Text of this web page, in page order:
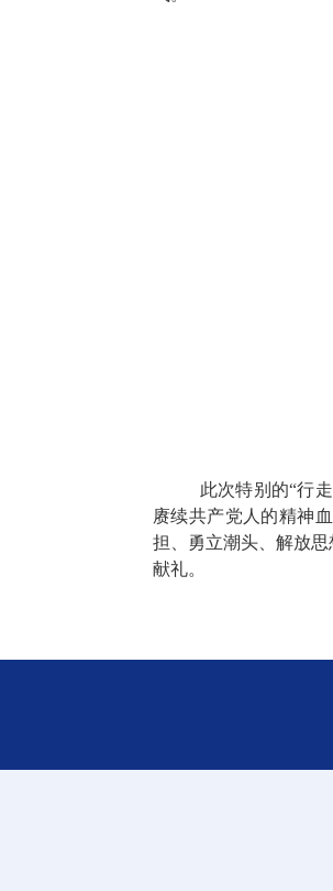
此次特别的“行
赓续共产党人的精神
担、勇立潮头、解放
献礼。